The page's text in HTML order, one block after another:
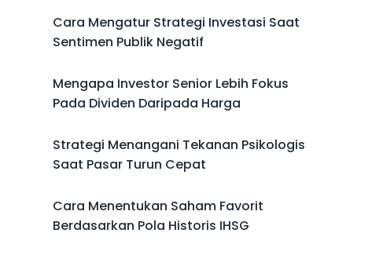
Cara Mengatur Strategi Investasi Saat
Sentimen Publik Negatif
Mengapa Investor Senior Lebih Fokus
Pada Dividen Daripada Harga
Strategi Menangani Tekanan Psikologis
Saat Pasar Turun Cepat
Cara Menentukan Saham Favorit
Berdasarkan Pola Historis IHSG